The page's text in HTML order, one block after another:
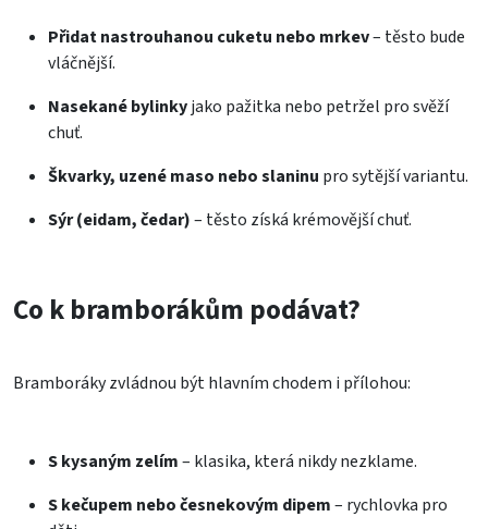
Přidat nastrouhanou cuketu nebo mrkev– těsto bude
vláčnější.
Nasekané bylinkyjako pažitka nebo petržel pro svěží
chuť.
Škvarky, uzené maso nebo slaninu pro sytější variantu.
Sýr (eidam, čedar)– těsto získá krémovější chuť.
Co k bramborákům podávat?
Bramboráky zvládnou být hlavním chodem i přílohou:
S kysaným zelím– klasika, která nikdy nezklame.
S kečupem nebo česnekovým dipem– rychlovka pro